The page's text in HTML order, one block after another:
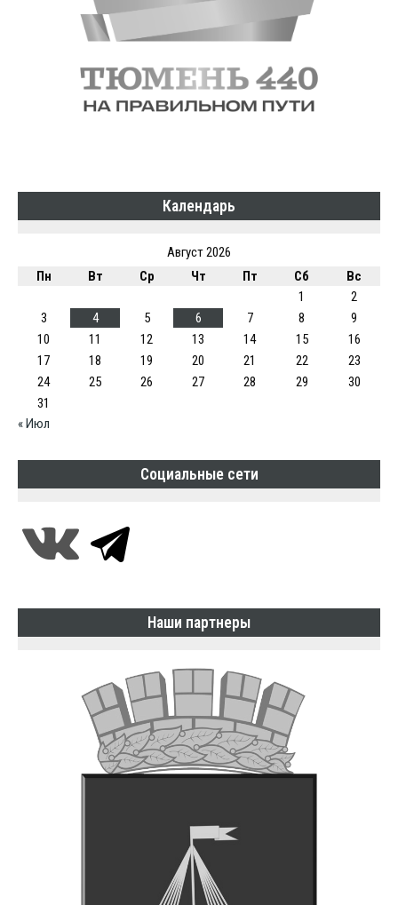
Календарь
Август 2026
Пн
Вт Ср Чт Пт Сб
Вс
1
2
3
4 5 6 7 8
9
10
11 12 13 14 15
16
17
18 19 20 21 22
23
24
25 26 27 28 29
30
31
« Июл
Социальные сети
Наши партнеры